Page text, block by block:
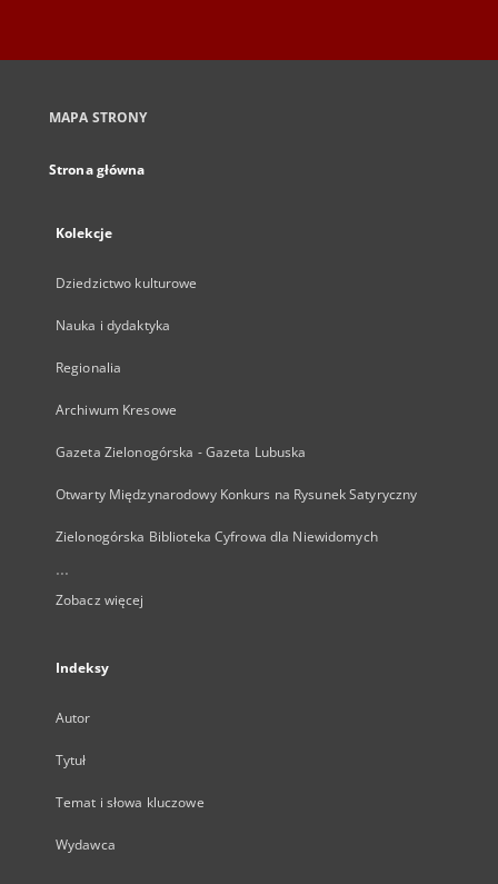
MAPA STRONY
Strona główna
Kolekcje
Dziedzictwo kulturowe
Nauka i dydaktyka
Regionalia
Archiwum Kresowe
Gazeta Zielonogórska - Gazeta Lubuska
Otwarty Międzynarodowy Konkurs na Rysunek Satyryczny
Zielonogórska Biblioteka Cyfrowa dla Niewidomych
...
Zobacz więcej
Indeksy
Autor
Tytuł
Temat i słowa kluczowe
Wydawca